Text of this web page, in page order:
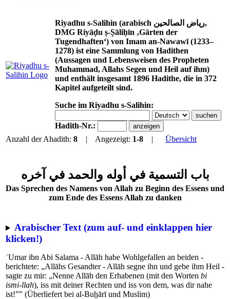
Riyadhu s-Salihin (arabisch رياض الصالحين,
DMG Riyāḍu ṣ-Ṣāliḥīn ‚Gärten der
Tugendhaften‘) von Imam an-Nawawī (1233–
1278) ist eine Sammlung von Hadithen
(Aussagen und Lebensweisen des Propheten
Muhammad, Allahs Segen und Heil auf ihm)
und enthält insgesamt 1896 Hadithe, die in 372
Kapitel aufgeteilt sind.
Suche im Riyadhu s-Salihin:
Hadith-Nr.:
Anzahl der Ahadith: 8 | Angezeigt: 1-8 | Übersicht
باب التسمية في أوله والحمد في آخره
Das Sprechen des Namens von Allah zu Beginn des Essens und
zum Ende des Essens Allah zu danken
Arabischer Text (zum auf- und einklappen hier
klicken!)
ʿUmar ibn Abi Salama - Allāh habe Wohlgefallen an beiden -
berichtete: „Allāhs Gesandter - Allāh segne ihn und gebe ihm Heil -
sagte zu mir: „Nenne Allāh den Erhabenen (mit den Worten bi
ismi-llah), iss mit deiner Rechten und iss von dem, was dir nahe
ist!”” (Überliefert bei al-Buẖārī und Muslim)